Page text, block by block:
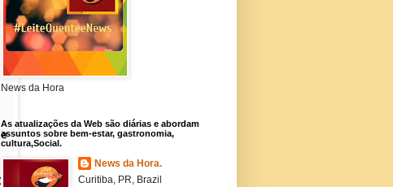
News da Hora
As atualizações da Web são diárias e abordam
assuntos sobre bem-estar, gastronomia,
cultura,Social.
News da Hora.
Curitiba, PR, Brazil